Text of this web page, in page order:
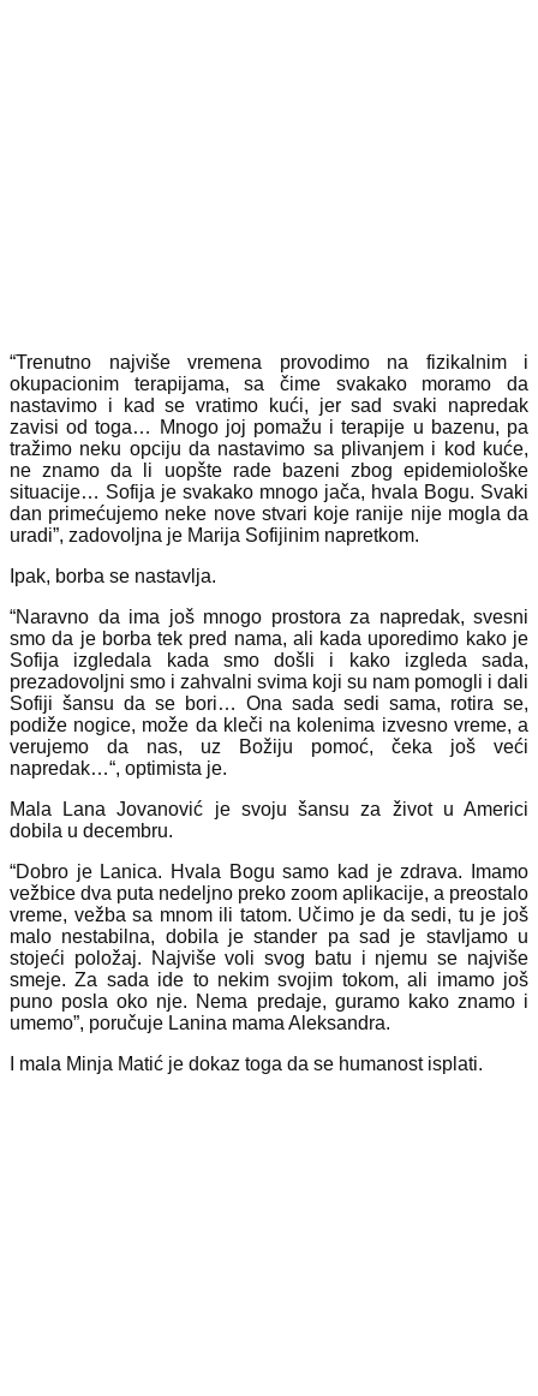
“Trenutno najviše vremena provodimo na fizikalnim i
okupacionim terapijama, sa čime svakako moramo da
nastavimo i kad se vratimo kući, jer sad svaki napredak
zavisi od toga… Mnogo joj pomažu i terapije u bazenu, pa
tražimo neku opciju da nastavimo sa plivanjem i kod kuće,
ne znamo da li uopšte rade bazeni zbog epidemiološke
situacije… Sofija je svakako mnogo jača, hvala Bogu. Svaki
dan primećujemo neke nove stvari koje ranije nije mogla da
uradi”, zadovoljna je Marija Sofijinim napretkom.
Ipak, borba se nastavlja.
“Naravno da ima još mnogo prostora za napredak, svesni
smo da je borba tek pred nama, ali kada uporedimo kako je
Sofija izgledala kada smo došli i kako izgleda sada,
prezadovoljni smo i zahvalni svima koji su nam pomogli i dali
Sofiji šansu da se bori… Ona sada sedi sama, rotira se,
podiže nogice, može da kleči na kolenima izvesno vreme, a
verujemo da nas, uz Božiju pomoć, čeka još veći
napredak…“, optimista je.
Mala Lana Jovanović je svoju šansu za život u Americi
dobila u decembru.
“Dobro je Lanica. Hvala Bogu samo kad je zdrava. Imamo
vežbice dva puta nedeljno preko zoom aplikacije, a preostalo
vreme, vežba sa mnom ili tatom. Učimo je da sedi, tu je još
malo nestabilna, dobila je stander pa sad je stavljamo u
stojeći položaj. Najviše voli svog batu i njemu se najviše
smeje. ️Za sada ide to nekim svojim tokom, ali imamo još
puno posla oko nje. Nema predaje, guramo kako znamo i
umemo”, poručuje Lanina mama Aleksandra.
I mala Minja Matić je dokaz toga da se humanost isplati.